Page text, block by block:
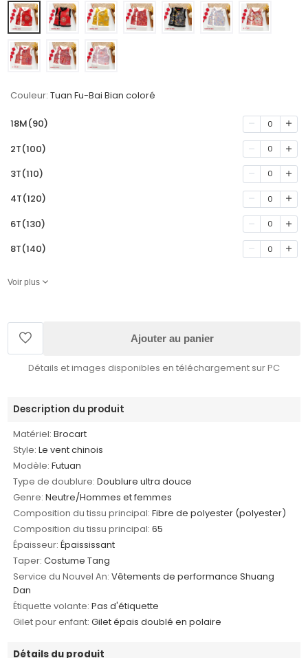
Couleur: Tuan Fu-Bai Bian coloré
18M(90) 0
2T(100) 0
3T(110) 0
4T(120) 0
6T(130) 0
8T(140) 0
Voir plus
Ajouter au panier
Détails et images disponibles en téléchargement sur PC
Description du produit
Matériel: Brocart
Style: Le vent chinois
Modèle: Futuan
Type de doublure: Doublure ultra douce
Genre: Neutre/Hommes et femmes
Composition du tissu principal: Fibre de polyester (polyester)
Composition du tissu principal: 65
Épaisseur: Épaississant
Taper: Costume Tang
Service du Nouvel An: Vêtements de performance Shuang
Dan
Étiquette volante: Pas d'étiquette
Gilet pour enfant: Gilet épais doublé en polaire
Détails du produit